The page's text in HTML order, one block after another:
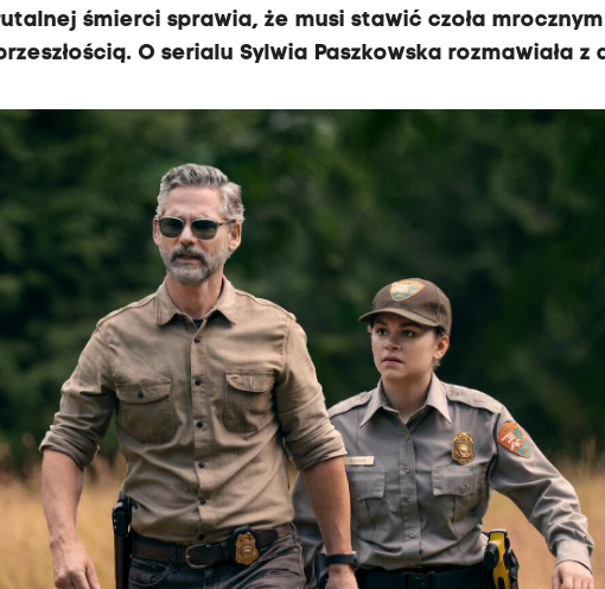
śmierci sprawia, że musi stawić czoła
O serialu Sylwia Paszkowska rozmawiała z